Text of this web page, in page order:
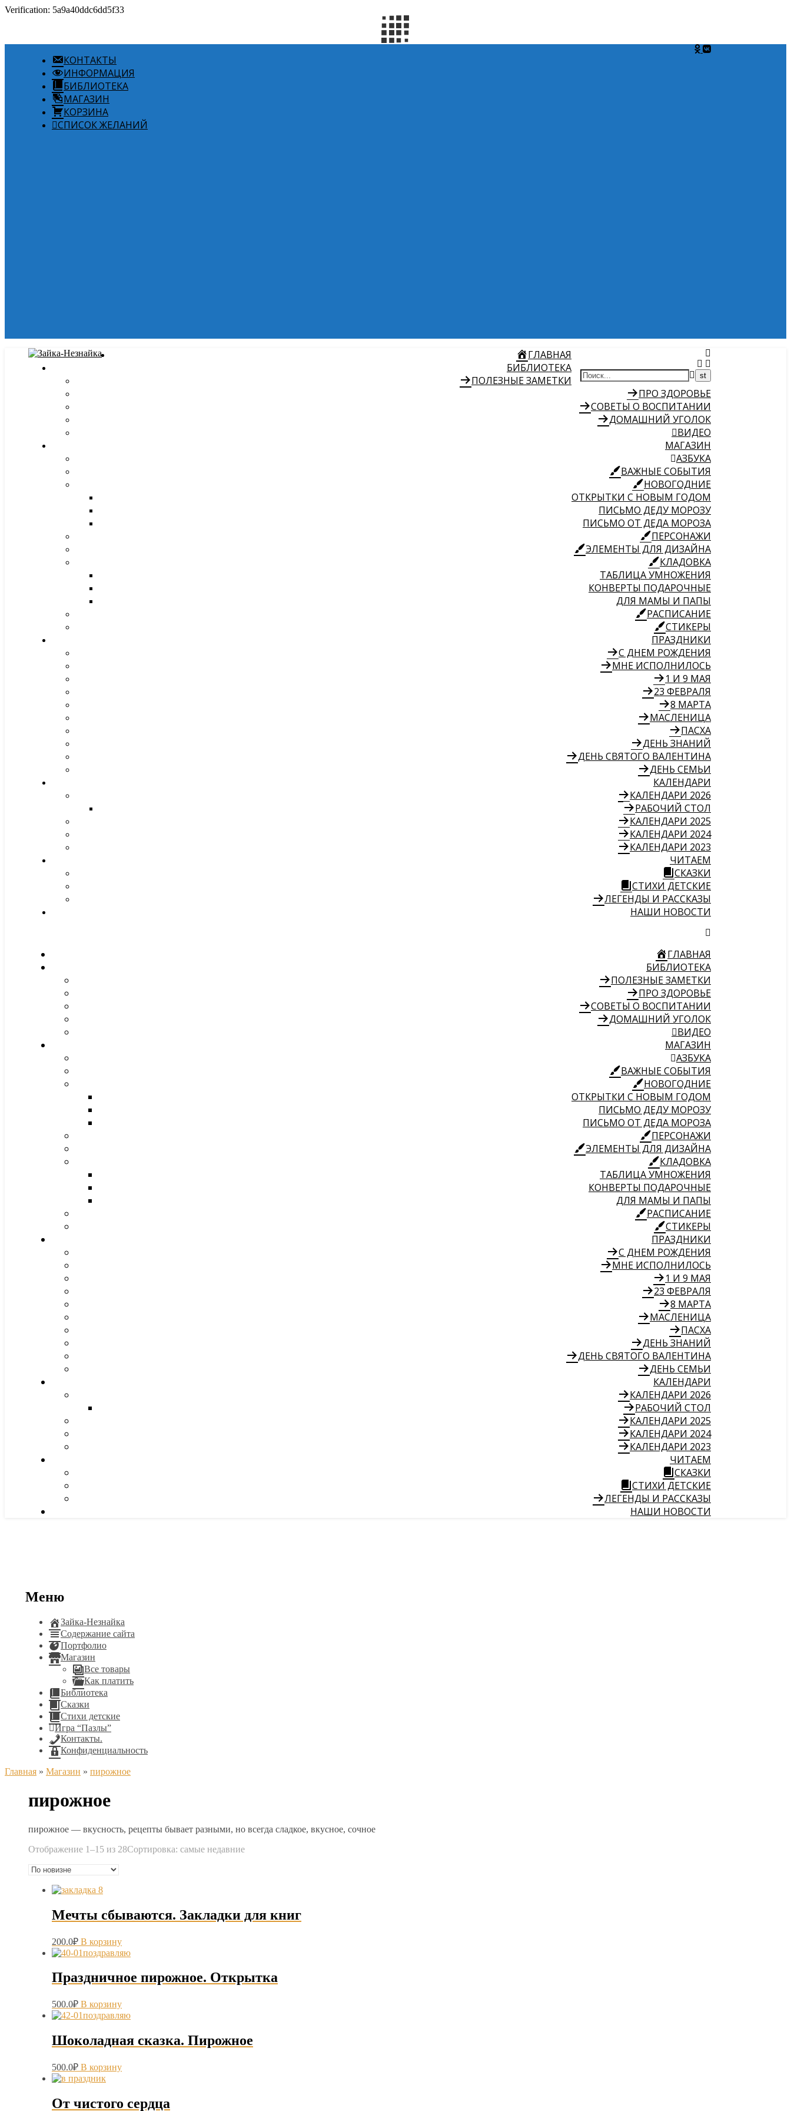
Verification: 5a9a40ddc6dd5f33
КОНТАКТЫ
ИНФОРМАЦИЯ
БИБЛИОТЕКА
МАГАЗИН
КОРЗИНА
СПИСОК ЖЕЛАНИЙ
ГЛАВНАЯ
БИБЛИОТЕКА
ПОЛЕЗНЫЕ ЗАМЕТКИ
ПРО ЗДОРОВЬЕ
СОВЕТЫ О ВОСПИТАНИИ
ДОМАШНИЙ УГОЛОК
ВИДЕО
МАГАЗИН
АЗБУКА
ВАЖНЫЕ СОБЫТИЯ
НОВОГОДНИЕ
ОТКРЫТКИ С НОВЫМ ГОДОМ
ПИСЬМО ДЕДУ МОРОЗУ
ПИСЬМО ОТ ДЕДА МОРОЗА
ПЕРСОНАЖИ
ЭЛЕМЕНТЫ ДЛЯ ДИЗАЙНА
КЛАДОВКА
ТАБЛИЦА УМНОЖЕНИЯ
КОНВЕРТЫ ПОДАРОЧНЫЕ
ДЛЯ МАМЫ И ПАПЫ
РАСПИСАНИЕ
СТИКЕРЫ
ПРАЗДНИКИ
С ДНЕМ РОЖДЕНИЯ
МНЕ ИСПОЛНИЛОСЬ
1 И 9 МАЯ
23 ФЕВРАЛЯ
8 МАРТА
МАСЛЕНИЦА
ПАСХА
ДЕНЬ ЗНАНИЙ
ДЕНЬ СВЯТОГО ВАЛЕНТИНА
ДЕНЬ СЕМЬИ
КАЛЕНДАРИ
КАЛЕНДАРИ 2026
РАБОЧИЙ СТОЛ
КАЛЕНДАРИ 2025
КАЛЕНДАРИ 2024
КАЛЕНДАРИ 2023
ЧИТАЕМ
СКАЗКИ
СТИХИ ДЕТСКИЕ
ЛЕГЕНДЫ И РАССКАЗЫ
НАШИ НОВОСТИ
ГЛАВНАЯ
БИБЛИОТЕКА
ПОЛЕЗНЫЕ ЗАМЕТКИ
ПРО ЗДОРОВЬЕ
СОВЕТЫ О ВОСПИТАНИИ
ДОМАШНИЙ УГОЛОК
ВИДЕО
МАГАЗИН
АЗБУКА
ВАЖНЫЕ СОБЫТИЯ
НОВОГОДНИЕ
ОТКРЫТКИ С НОВЫМ ГОДОМ
ПИСЬМО ДЕДУ МОРОЗУ
ПИСЬМО ОТ ДЕДА МОРОЗА
ПЕРСОНАЖИ
ЭЛЕМЕНТЫ ДЛЯ ДИЗАЙНА
КЛАДОВКА
ТАБЛИЦА УМНОЖЕНИЯ
КОНВЕРТЫ ПОДАРОЧНЫЕ
ДЛЯ МАМЫ И ПАПЫ
РАСПИСАНИЕ
СТИКЕРЫ
ПРАЗДНИКИ
С ДНЕМ РОЖДЕНИЯ
МНЕ ИСПОЛНИЛОСЬ
1 И 9 МАЯ
23 ФЕВРАЛЯ
8 МАРТА
МАСЛЕНИЦА
ПАСХА
ДЕНЬ ЗНАНИЙ
ДЕНЬ СВЯТОГО ВАЛЕНТИНА
ДЕНЬ СЕМЬИ
КАЛЕНДАРИ
КАЛЕНДАРИ 2026
РАБОЧИЙ СТОЛ
КАЛЕНДАРИ 2025
КАЛЕНДАРИ 2024
КАЛЕНДАРИ 2023
ЧИТАЕМ
СКАЗКИ
СТИХИ ДЕТСКИЕ
ЛЕГЕНДЫ И РАССКАЗЫ
НАШИ НОВОСТИ
Меню
Зайка-Незнайка
Содержание сайта
Портфолио
Магазин
Все товары
Как платить
Библиотека
Сказки
Стихи детские
Игра “Пазлы”
Контакты.
Конфиденциальность
Главная » Магазин » пирожное
пирожное
пирожное — вкусность, рецепты бывает разными, но всегда сладкое, вкусное, сочное
Отображение 1–15 из 28Сортировка: самые недавние
Мечты сбываются. Закладки для книг
200.0₽ В корзину
Праздничное пирожное. Открытка
500.0₽ В корзину
Шоколадная сказка. Пирожное
500.0₽ В корзину
От чистого сердца